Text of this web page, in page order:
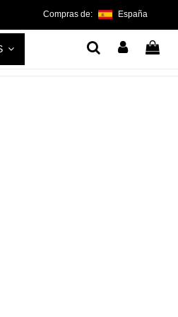
Compras de: España